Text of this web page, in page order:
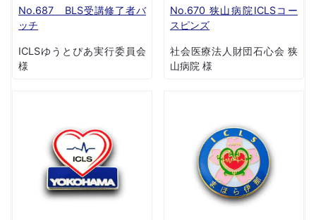
No.687 BLS受講修了者バ
ッチ
ICLSゆうとぴあ実行委員会
様
No.670 狭山病院ICLSコー
スピンズ
社会医療法人財団石心会 狭
山病院 様